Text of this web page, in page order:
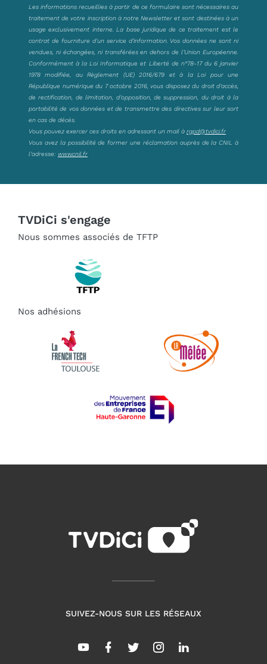
Les informations recueillies à partir de ce formulaire sont nécessaires au
traitement de votre inscription à notre Newsletter et sont destinées à un
usage exclusivement interne. La base juridique de ce traitement est le
contrat de fourniture d’un service d’information. Vos données ne sont ni
vendues, ni échangées, ni transférées en dehors de l’Union Européenne.
Conformément à la Loi Informatique et Liberté de n°78-17 du 6 janvier
1978 modifiée, au Règlement (UE) 2016/679 et à la Loi pour une
République numérique du 7 octobre 2016, vous disposez du droit d’accès,
de rectification, de limitation, d’opposition, de suppression, du droit à la
portabilité de vos données et de transmettre des directives sur leur sort
en cas de décès.
Vous pouvez exercer ces droits en adressant un mail à rgpd@tvdici.fr
Vous avez la possibilité de former une réclamation auprès de la CNIL à
l’adresse: www.cnil.fr
TVDiCi s'engage
Nous sommes associés de TFTP
Nos adhésions
SUIVEZ-NOUS SUR LES RÉSEAUX